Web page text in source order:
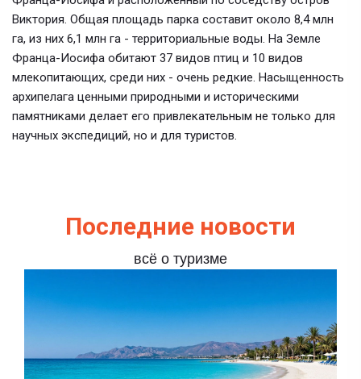
Виктория. Общая площадь парка составит около 8,4 млн
га, из них 6,1 млн га - территориальные воды. На Земле
Франца-Иосифа обитают 37 видов птиц и 10 видов
млекопитающих, среди них - очень редкие. Насыщенность
архипелага ценными природными и историческими
памятниками делает его привлекательным не только для
научных экспедиций, но и для туристов.
Последние новости
всё о туризме